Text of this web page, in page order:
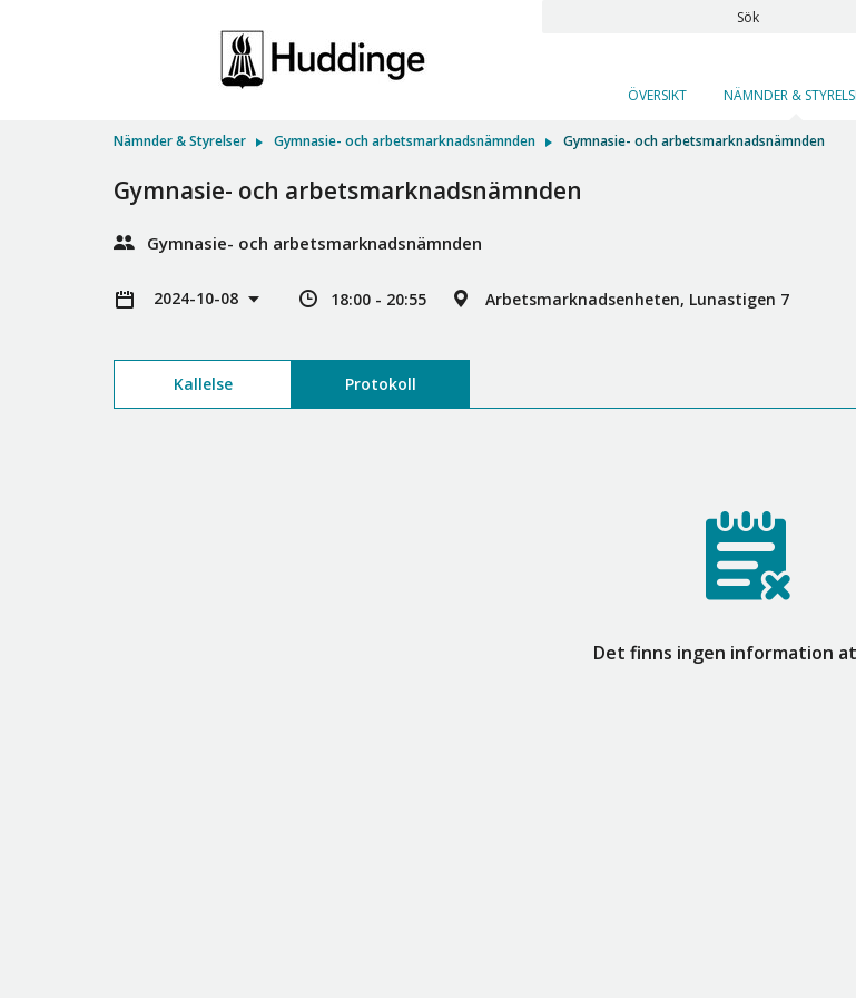
Sök
ÖVERSIKT NÄMNDER &
Nämnder & Styrelser Gymnasie- och arbetsmarknadsnämnden Gymnasie- och arbetsmarknadsnämnden
Gymnasie- och arbetsmarknadsnämnden
Gymnasie- och arbetsmarknadsnämnden
2024-10-08 18:00 - 20:55 Arbetsmarknadsenheten, Lunastigen 7
Kallelse Protokoll
Det finns ingen information